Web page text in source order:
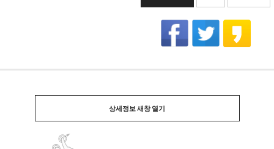
상세정보 새창 열기